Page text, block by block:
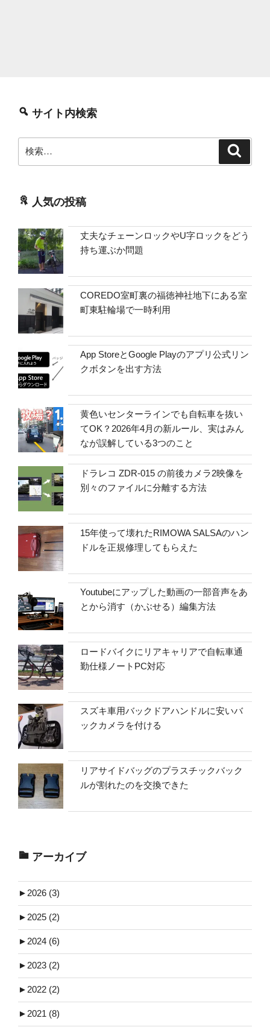
サイト内検索
索:
人気の投稿
丈夫なチェーンロックやU字ロックをどう
持ち運ぶか問題
COREDO室町裏の福徳神社地下にある室
町東駐輪場で一時利用
App StoreとGoogle Playのアプリ公式リン
クボタンを出す方法
黄色いセンターラインでも自転車を抜い
てOK？2026年4月の新ルール、実はみん
なが誤解している3つのこと
ドラレコ ZDR-015 の前後カメラ2映像を
別々のファイルに分離する方法
15年使って壊れたRIMOWA SALSAのハン
ドルを正規修理してもらえた
Youtubeにアップした動画の一部音声をあ
とから消す（かぶせる）編集方法
ロードバイクにリアキャリアで自転車通
勤仕様ノートPC対応
スズキ車用バックドアハンドルに安いバ
ックカメラを付ける
リアサイドバッグのプラスチックバック
ルが割れたのを交換できた
アーカイブ
► 2026 (3)
► 2025 (2)
► 2024 (6)
► 2023 (2)
► 2022 (2)
► 2021 (8)